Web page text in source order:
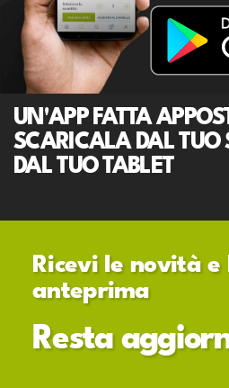
UN'APP FATTA
SCARICALA DAL TUO
DAL TUO TABLET
Ricevi le novità
anteprima
Resta